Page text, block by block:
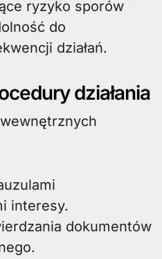
ryzyko sporów
do
działań.
działania
interesy.
dokumentów